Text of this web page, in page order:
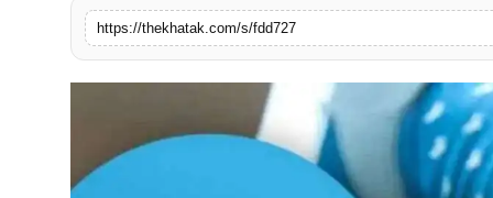
लाइफस्टाइल
https://thekhatak.com/s/fdd727